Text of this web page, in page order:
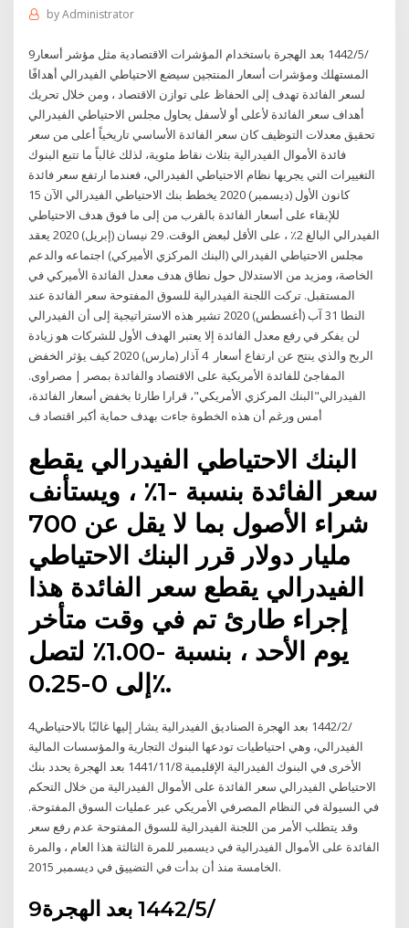
byAdministrator
9‏‏/5‏‏/1442 بعد الهجرة باستخدام المؤشرات الاقتصادية مثل مؤشر أسعار
المستهلك ومؤشرات أسعار المنتجين سيضع الاحتياطي الفيدرالي أهدافًا
لسعر الفائدة تهدف إلى الحفاظ على توازن الاقتصاد ، ومن خلال تحريك
أهداف سعر الفائدة لأعلى أو لأسفل يحاول مجلس الاحتياطي الفيدرالي
تحقيق معدلات التوظيف كان سعر الفائدة الأساسي تاريخياً أعلى من سعر
فائدة الأموال الفيدرالية بثلاث نقاط مئوية، لذلك غالباً ما تتبع البنوك
التغييرات التي يجريها نظام الاحتياطي الفيدرالي، فعندما ارتفع سعر فائدة
15 كانون الأول (ديسمبر) 2020 يخطط بنك الاحتياطي الفيدرالي الآن
للإبقاء على أسعار الفائدة بالقرب من إلى ما فوق هدف الاحتياطي
الفيدرالي البالغ 2٪ ، على الأقل لبعض الوقت. 29 نيسان (إبريل) 2020 يعقد
مجلس الاحتياطي الفيدرالي (البنك المركزي الأميركي) اجتماعه والدعم
الخاصة، ومزيد من الاستدلال حول نطاق هدف معدل الفائدة الأميركي في
المستقبل. تركت اللجنة الفيدرالية للسوق المفتوحة سعر الفائدة عند
النطا 31 آب (أغسطس) 2020 تشير هذه الاستراتيجية إلى أن الفيدرالي
لن يفكر في رفع معدل الفائدة إلا يعتبر الهدف الأول للشركات هو زيادة
الربح والذي ينتج عن ارتفاع أسعار 4 آذار (مارس) 2020 كيف يؤثر الخفض
المفاجئ للفائدة الأمريكية على الاقتصاد والفائدة بمصر | مصراوى.
الفيدرالي"البنك المركزي الأمريكي"، قرارا طارئا بخفض أسعار الفائدة،
أمس ورغم أن هذه الخطوة جاءت بهدف حماية أكبر اقتصاد ف
البنك الاحتياطي الفيدرالي يقطع
سعر الفائدة بنسبة -1٪ ، ويستأنف
شراء الأصول بما لا يقل عن 700
مليار دولار قرر البنك الاحتياطي
الفيدرالي يقطع سعر الفائدة هذا
إجراء طارئ تم في وقت متأخر
يوم الأحد ، بنسبة -1.00٪ لتصل
إلى 0-0.25٪.
4‏‏/2‏‏/1442 بعد الهجرة الصناديق الفيدرالية يشار إليها غالبًا بالاحتياطي
الفيدرالي، وهي احتياطيات تودعها البنوك التجارية والمؤسسات المالية
الأخرى في البنوك الفيدرالية الإقليمية 8‏‏/11‏‏/1441 بعد الهجرة يحدد بنك
الاحتياطي الفيدرالي سعر الفائدة على الأموال الفيدرالية من خلال التحكم
في السيولة في النظام المصرفي الأمريكي عبر عمليات السوق المفتوحة.
وقد يتطلب الأمر من اللجنة الفيدرالية للسوق المفتوحة عدم رفع سعر
الفائدة على الأموال الفيدرالية في ديسمبر للمرة الثالثة هذا العام ، والمرة
الخامسة منذ أن بدأت في التضييق في ديسمبر 2015.
9‏‏/5‏‏/1442 بعد الهجرة